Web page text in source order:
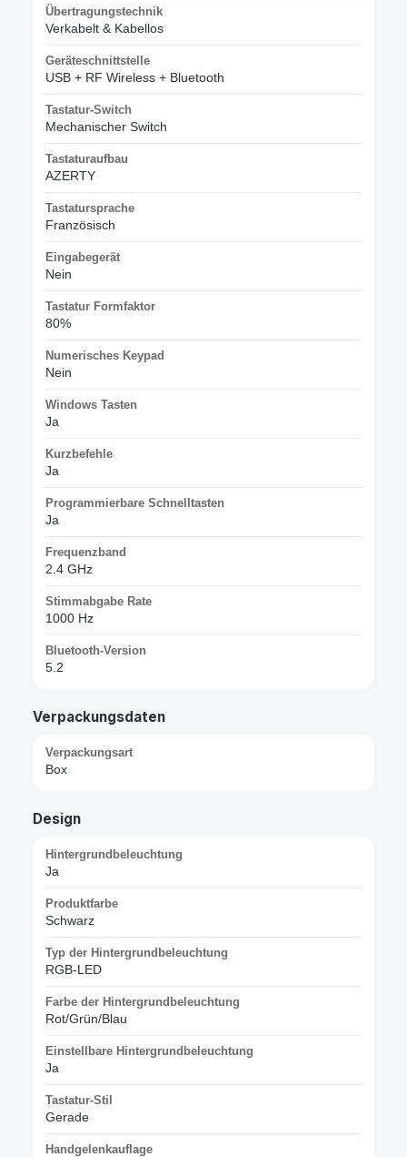
Übertragungstechnik
Verkabelt & Kabellos
Geräteschnittstelle
USB + RF Wireless + Bluetooth
Tastatur-Switch
Mechanischer Switch
Tastaturaufbau
AZERTY
Tastatursprache
Französisch
Eingabegerät
Nein
Tastatur Formfaktor
80%
Numerisches Keypad
Nein
Windows Tasten
Ja
Kurzbefehle
Ja
Programmierbare Schnelltasten
Ja
Frequenzband
2.4 GHz
Stimmabgabe Rate
1000 Hz
Bluetooth-Version
5.2
Verpackungsdaten
Verpackungsart
Box
Design
Hintergrundbeleuchtung
Ja
Produktfarbe
Schwarz
Typ der Hintergrundbeleuchtung
RGB-LED
Farbe der Hintergrundbeleuchtung
Rot/Grün/Blau
Einstellbare Hintergrundbeleuchtung
Ja
Tastatur-Stil
Gerade
Handgelenkauflage